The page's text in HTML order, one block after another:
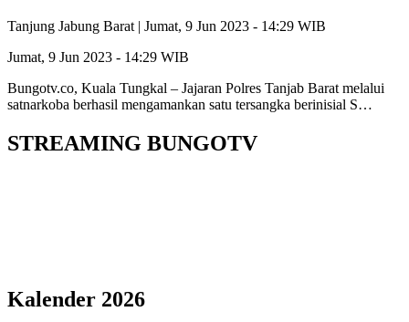
Tanjung Jabung Barat | Jumat, 9 Jun 2023 - 14:29 WIB
Jumat, 9 Jun 2023 - 14:29 WIB
Bungotv.co, Kuala Tungkal – Jajaran Polres Tanjab Barat melalui
satnarkoba berhasil mengamankan satu tersangka berinisial S…
STREAMING BUNGOTV
Kalender 2026